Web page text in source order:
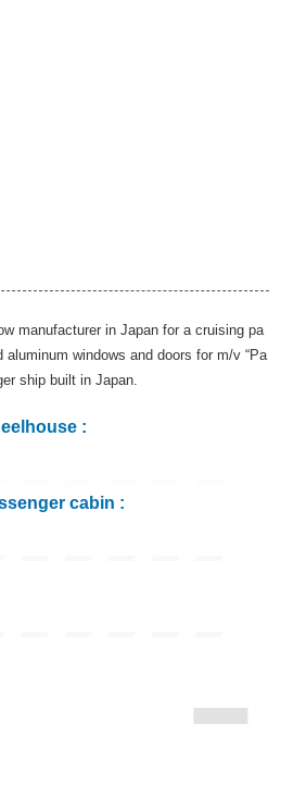
manufacturer in Japan for a cruising pa
windows and doors for m/v “Pa
ship built in Japan.
:
cabin :